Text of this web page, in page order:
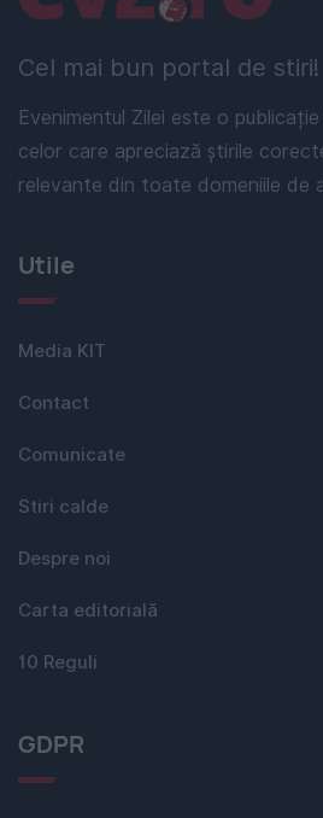
Cel mai bun portal de stiri!
Evenimentul Zilei este o
celor care apreciază știrile
relevante din toate domeniile de
Utile
Media KIT
Contact
Comunicate
Stiri calde
Despre noi
Carta editorială
10 Reguli
GDPR